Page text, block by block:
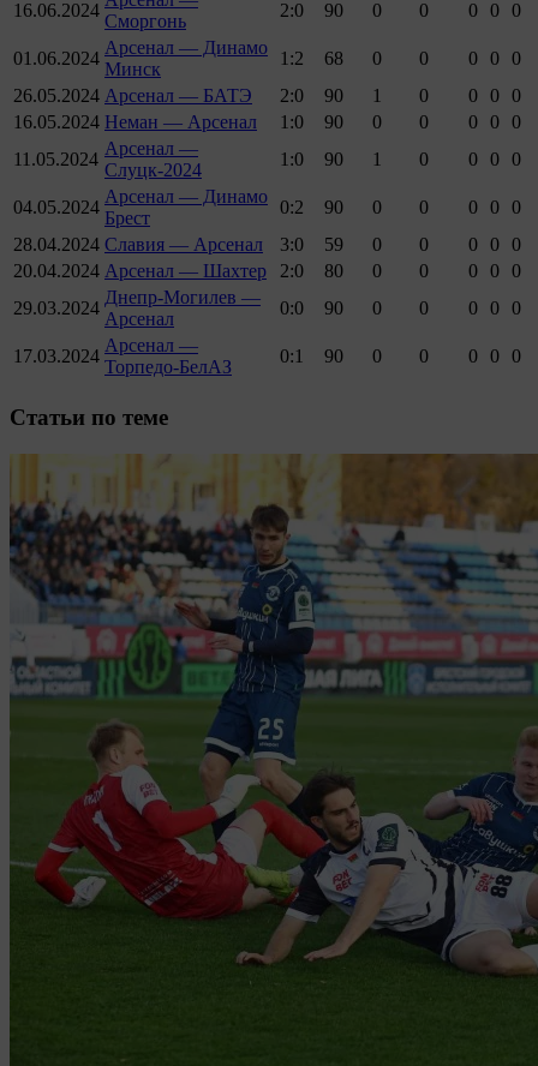
16.06.2024
Сморгонь
2:0 90 0 0 0 0 0
01.06.2024
Арсенал — Динамо
Минск
1:2 68 0 0 0 0 0
26.05.2024 Арсенал — БАТЭ 2:0 90 1 0 0 0 0
16.05.2024 Неман — Арсенал 1:0 90 0 0 0 0 0
11.05.2024
Арсенал —
Слуцк-2024
1:0 90 1 0 0 0 0
04.05.2024
Арсенал — Динамо
Брест
0:2 90 0 0 0 0 0
28.04.2024 Славия — Арсенал 3:0 59 0 0 0 0 0
20.04.2024 Арсенал — Шахтер 2:0 80 0 0 0 0 0
29.03.2024
Днепр-Могилев —
Арсенал
0:0 90 0 0 0 0 0
17.03.2024
Арсенал —
Торпедо-БелАЗ
0:1 90 0 0 0 0 0
Cтатьи по теме